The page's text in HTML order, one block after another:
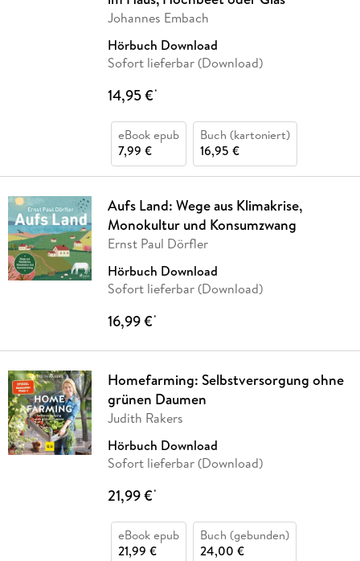
Johannes Embach
Hörbuch Download
Sofort lieferbar (Download)
14,95 €*
eBook epub
7,99 €
Buch (kartoniert)
16,95 €
Aufs Land: Wege aus Klimakrise,
Monokultur und Konsumzwang
Ernst Paul Dörfler
Hörbuch Download
Sofort lieferbar (Download)
16,99 €*
Homefarming: Selbstversorgung ohne
grünen Daumen
Judith Rakers
Hörbuch Download
Sofort lieferbar (Download)
21,99 €*
eBook epub
21,99 €
Buch (gebunden)
24,00 €